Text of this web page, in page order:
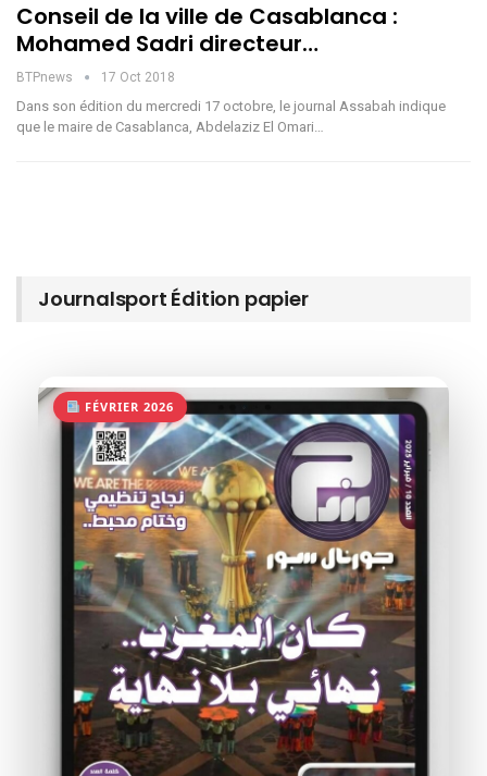
Conseil de la ville de Casablanca :
Mohamed Sadri directeur…
BTPnews 17 Oct 2018
Dans son édition du mercredi 17 octobre, le journal Assabah indique
que le maire de Casablanca, Abdelaziz El Omari…
Journalsport Édition papier
FÉVRIER 2026